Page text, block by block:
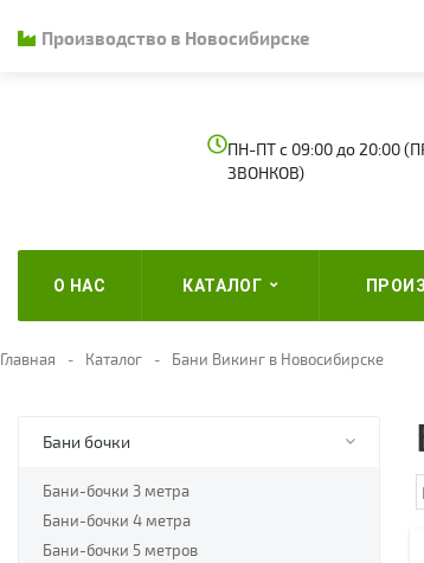
Производство в Новосибирске
ПН-ПТ с 09:00 до 20:00
ЗВОНКОВ)
О НАС КАТАЛОГ
Главная Каталог Бани Викинг в Новосибирске
Бани бочки
Бани-бочки 3 метра
Бани-бочки 4 метра
Бани-бочки 5 метров